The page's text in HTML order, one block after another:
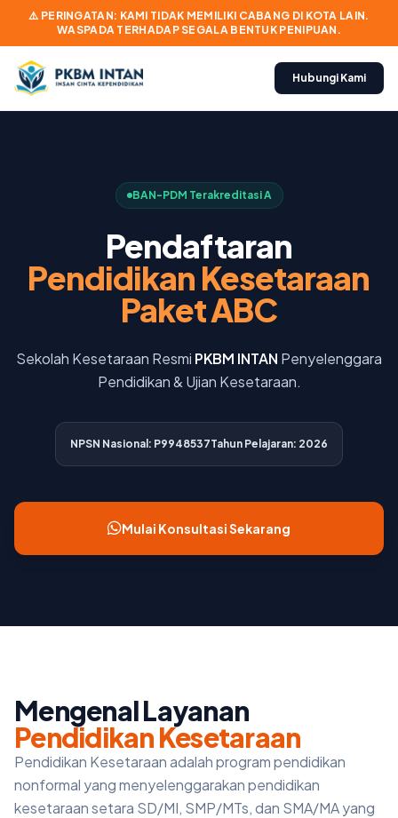
⚠️ PERINGATAN: KAMI TIDAK MEMILIKI CABANG DI KOTA LAIN.
WASPADA TERHADAP SEGALA BENTUK PENIPUAN.
Hubungi Kami
BAN-PDM Terakreditasi A
Pendaftaran
Pendidikan Kesetaraan
Paket ABC
Sekolah Kesetaraan Resmi PKBM INTAN Penyelenggara
Pendidikan & Ujian Kesetaraan.
NPSN Nasional: P9948537Tahun Pelajaran: 2026
Mulai Konsultasi Sekarang
Mengenal Layanan
Pendidikan Kesetaraan
Pendidikan Kesetaraan adalah program pendidikan
nonformal yang menyelenggarakan pendidikan
kesetaraan setara SD/MI, SMP/MTs, dan SMA/MA yang